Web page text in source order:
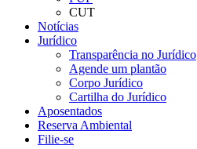
CUT
Notícias
Jurídico
Transparência no Jurídico
Agende um plantão
Corpo Jurídico
Cartilha do Jurídico
Aposentados
Reserva Ambiental
Filie-se